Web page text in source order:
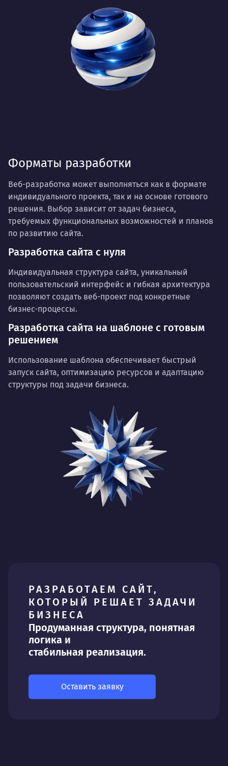
Форматы разработки
Веб-разработка может выполняться как в формате
индивидуального проекта, так и на основе готового
решения. Выбор зависит от задач бизнеса,
требуемых функциональных возможностей и планов
по развитию сайта.
Разработка сайта с нуля
Индивидуальная структура сайта, уникальный
пользовательский интерфейс и гибкая архитектура
позволяют создать веб-проект под конкретные
бизнес-процессы.
Разработка сайта на шаблоне с готовым
решением
Использование шаблона обеспечивает быстрый
запуск сайта, оптимизацию ресурсов и адаптацию
структуры под задачи бизнеса.
РАЗРАБОТАЕМ САЙТ,
КОТОРЫЙ РЕШАЕТ ЗАДАЧИ
БИЗНЕСА
Продуманная структура, понятная
логика и
стабильная реализация.
Оставить заявку